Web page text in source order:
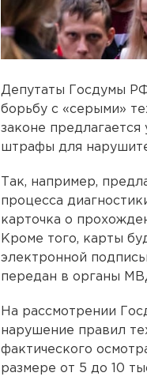
Депутаты Госдумы
борьбу с «серыми»
законе
штрафы для
Так, например,
процесса
карточка о
Кроме того, карты
электронной
передан в органы
На рассмотрении
нарушение правил
фактического
размере от 5 до 10